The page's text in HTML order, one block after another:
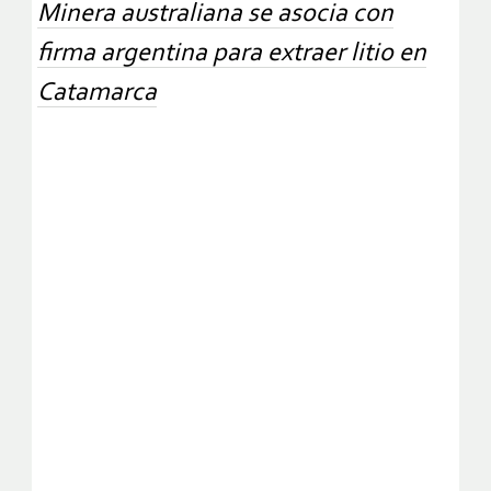
Minera australiana se asocia con
firma argentina para extraer litio en
Catamarca